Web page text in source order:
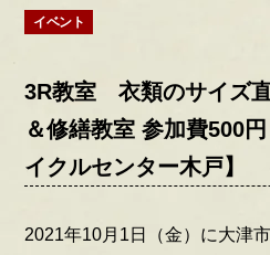
イベント
3R教室 衣類のサイズ
＆修繕教室 参加費500
イクルセンター木戸】
2021年10月1日（金）に大津